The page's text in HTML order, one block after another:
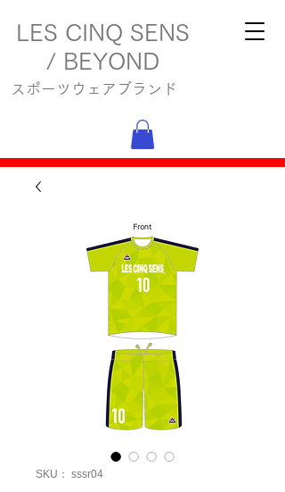
LES CINQ SENS
/ BEYOND
スポーツウェアブランド
SKU： sssr04